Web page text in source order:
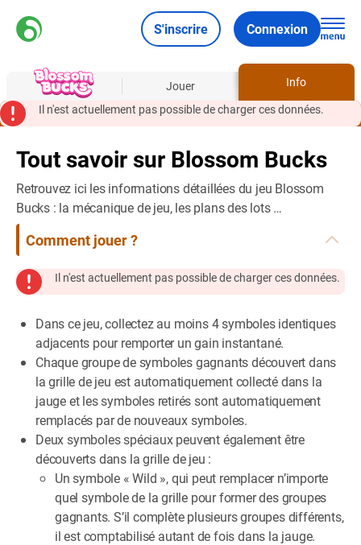
S'inscrire Connexion
À propos Jouer
Info
Il n'est actuellement pas possible de charger ces données.
Tout savoir sur Blossom Bucks
Retrouvez ici les informations détaillées du jeu Blossom
Bucks : la mécanique de jeu, les plans des lots …
Comment jouer ?
Il n'est actuellement pas possible de charger ces données.
Dans ce jeu, collectez au moins 4 symboles identiques
adjacents pour remporter un gain instantané.
Chaque groupe de symboles gagnants découvert dans
la grille de jeu est automatiquement collecté dans la
jauge et les symboles retirés sont automatiquement
remplacés par de nouveaux symboles.
Deux symboles spéciaux peuvent également être
découverts dans la grille de jeu :
Un symbole « Wild », qui peut remplacer n’importe
quel symbole de la grille pour former des groupes
gagnants. S’il complète plusieurs groupes différents,
il est comptabilisé autant de fois dans la jauge.